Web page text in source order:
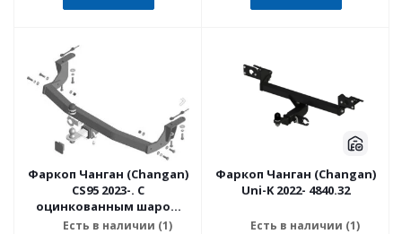
Фаркоп Чанган (Changan)
CS95 2023-. С
оцинкованным шаром
97208-E
Есть в наличии (1)
Фаркоп Чанган (Changan)
Uni-K 2022- 4840.32
Есть в наличии (1)